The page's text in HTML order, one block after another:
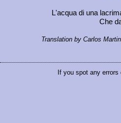
L'acqua di una
Che
Translation by Carlos
If you spot any